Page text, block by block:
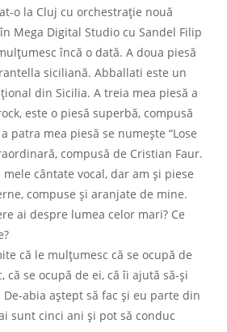
o la Cluj cu orchestrație nouă
Mega Digital Studio cu Sandel Filip
încă o dată. A doua piesă
siciliană. Abballati este un
din Sicilia. A treia mea piesă a
este o piesă superbă, compusă
patra mea piesă se numește “Lose
compusă de Cristian Faur.
cântate vocal, dar am și piese
compuse și aranjate de mine.
ai despre lumea celor mari? Ce
că le mulțumesc că se ocupă de
că se ocupă de ei, că îi ajută să-și
abia aștept să fac și eu parte din
sunt cinci ani și pot să conduc